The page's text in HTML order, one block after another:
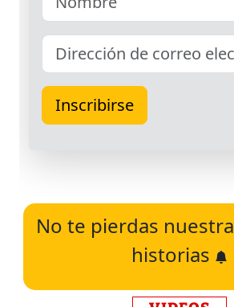
No te pierdas
historias